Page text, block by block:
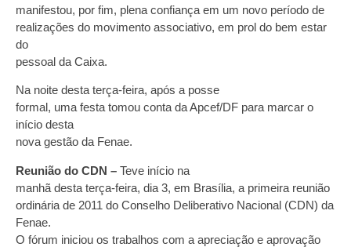
manifestou, por fim, plena confiança em um novo período de
realizações do movimento associativo, em prol do bem estar
do
pessoal da Caixa.
Na noite desta terça-feira, após a posse
formal, uma festa tomou conta da Apcef/DF para marcar o
início desta
nova gestão da Fenae.
Reunião do CDN – Teve início na
manhã desta terça-feira, dia 3, em Brasília, a primeira reunião
ordinária de 2011 do Conselho Deliberativo Nacional (CDN) da
Fenae.
O fórum iniciou os trabalhos com a apreciação e aprovação